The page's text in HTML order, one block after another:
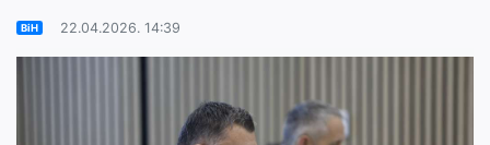
BiH 22.04.2026. 14:39